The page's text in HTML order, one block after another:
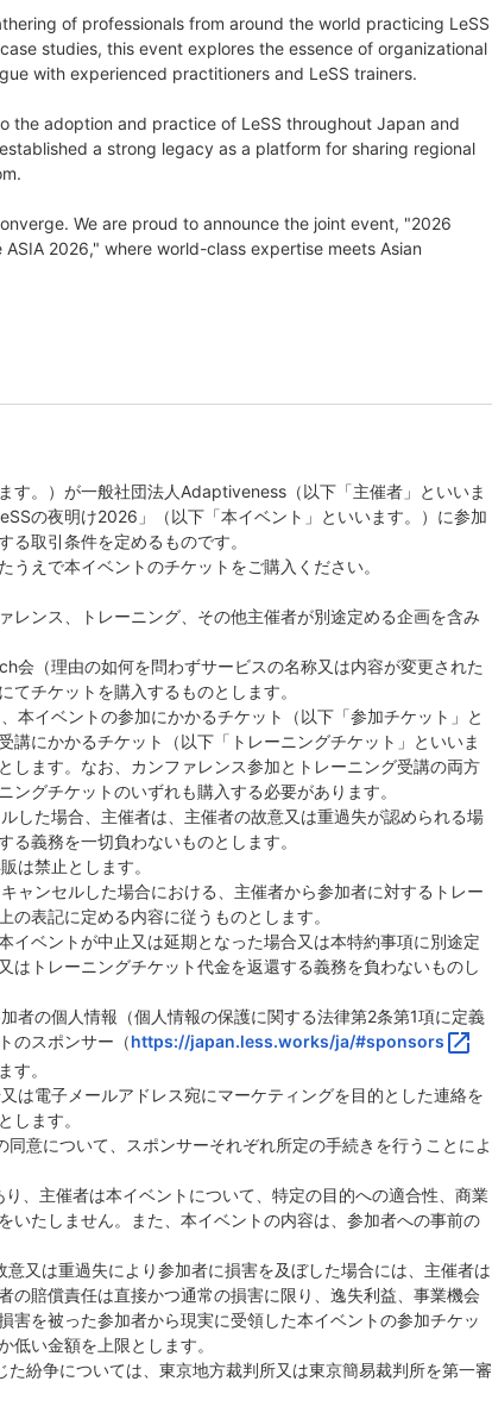
of professionals from around the world practicing LeSS
studies, this event explores the essence of organizational
with experienced practitioners and LeSS trainers.
the adoption and practice of LeSS throughout Japan and
a strong legacy as a platform for sharing regional
We are proud to announce the joint event, "2026
ASIA 2026," where world-class expertise meets Asian
す。）が一般社団法人Adaptiveness（以下「主催者」といいま
の夜明け2026」（以下「本イベント」といいます。）に参加
取引条件を定めるものです。
えで本イベントのチケットをご購入ください。
レンス、トレーニング、その他主催者が別途定める企画を含み
会（理由の如何を問わずサービスの名称又は内容が変更された
チケットを購入するものとします。
本イベントの参加にかかるチケット（以下「参加チケット」と
講にかかるチケット（以下「トレーニングチケット」といいま
します。なお、カンファレンス参加とトレーニング受講の両方
グチケットのいずれも購入する必要があります。
した場合、主催者は、主催者の故意又は重過失が認められる場
義務を一切負わないものとします。
は禁止とします。
ャンセルした場合における、主催者から参加者に対するトレー
表記に定める内容に従うものとします。
イベントが中止又は延期となった場合又は本特約事項に別途定
はトレーニングチケット代金を返還する義務を負わないものし
者の個人情報（個人情報の保護に関する法律第2条第1項に定義
のスポンサー（https://japan.less.works/ja/#sponsors open_in_new
す。
は電子メールアドレス宛にマーケティングを目的とした連絡を
します。
意について、スポンサーそれぞれ所定の手続きを行うことによ
、主催者は本イベントについて、特定の目的への適合性、商業
いたしません。また、本イベントの内容は、参加者への事前の
又は重過失により参加者に損害を及ぼした場合には、主催者は
の賠償責任は直接かつ通常の損害に限り、逸失利益、事業機会
害を被った参加者から現実に受領した本イベントの参加チケッ
低い金額を上限とします。
紛争については、東京地方裁判所又は東京簡易裁判所を第一審